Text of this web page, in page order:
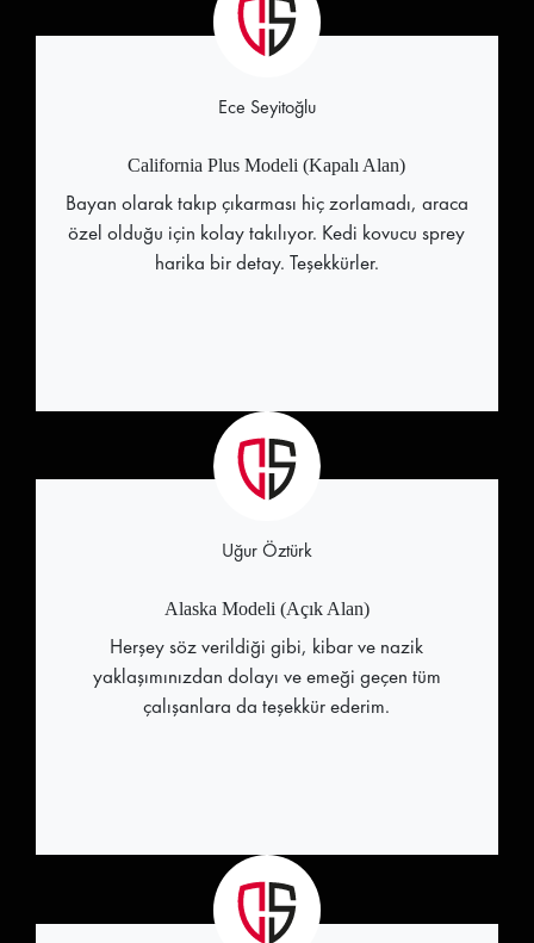
Ece Seyitoğlu
California Plus Modeli (Kapalı Alan)
Bayan olarak takıp çıkarması hiç zorlamadı, araca
özel olduğu için kolay takılıyor. Kedi kovucu sprey
harika bir detay. Teşekkürler.
Uğur Öztürk
Alaska Modeli (Açık Alan)
Herşey söz verildiği gibi, kibar ve nazik
yaklaşımınızdan dolayı ve emeği geçen tüm
çalışanlara da teşekkür ederim.